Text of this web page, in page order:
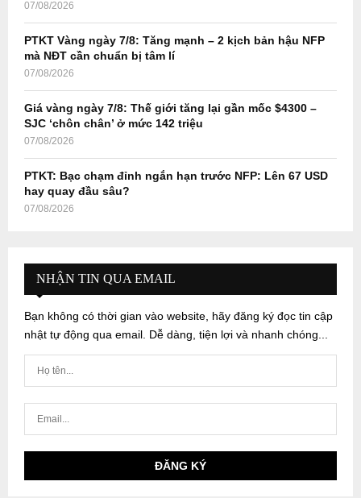
07/08/2026
PTKT Vàng ngày 7/8: Tăng mạnh – 2 kịch bản hậu NFP
mà NĐT cần chuẩn bị tâm lí
07/08/2026
Giá vàng ngày 7/8: Thế giới tăng lại gần mốc $4300 –
SJC ‘chôn chân’ ở mức 142 triệu
07/08/2026
PTKT: Bạc chạm đỉnh ngắn hạn trước NFP: Lên 67 USD
hay quay đầu sâu?
07/08/2026
NHẬN TIN QUA EMAIL
Bạn không có thời gian vào website, hãy đăng ký đọc tin cập
nhật tự động qua email. Dễ dàng, tiện lợi và nhanh chóng...